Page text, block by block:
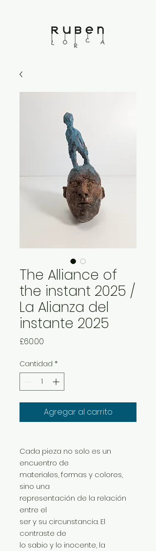
The Alliance of
the instant 2025 /
La Alianza del
instante 2025
£60.00
Cantidad *
Agregar al carrito
Cada pieza no solo es un
encuentro de
materiales, formas y colores,
sino una
representación de la relación
entre el
ser y su circunstancia. El
contraste de
lo sabio y lo inocente, la